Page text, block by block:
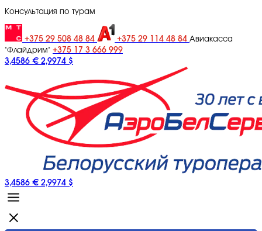
Консультация по турам
+375 29 508 48 84 +375 29 114 48 84 Авиакасса
"Флайдрим" +375 17 3 666 999
3,4586 € 2,9974 $
3,4586 € 2,9974 $